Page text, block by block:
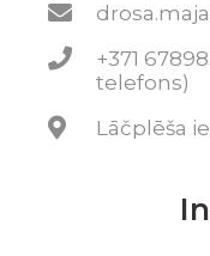
+371
telefons)
Lāčplēša